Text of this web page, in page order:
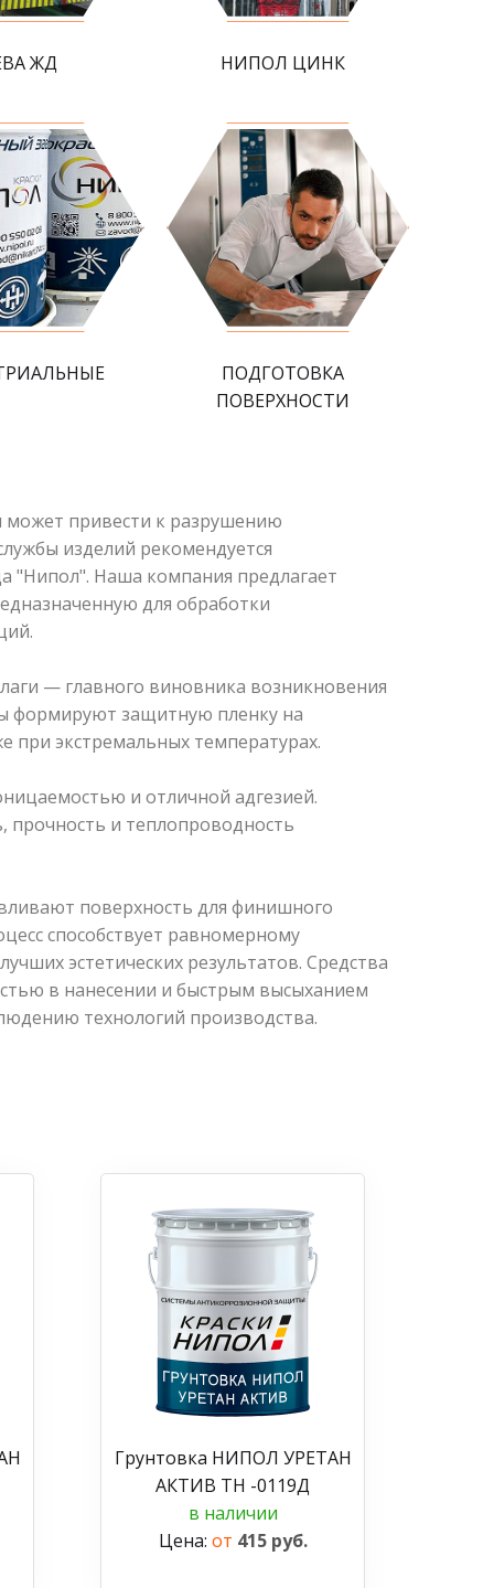
ЖД НИПОЛ ЦИНК
ПОДГОТОВКА
ПОВЕРХНОСТИ
может привести к разрушению
изделий рекомендуется
"Нипол". Наша компания предлагает
для обработки
— главного виновника возникновения
формируют защитную пленку на
при экстремальных температурах.
и отличной адгезией.
прочность и теплопроводность
поверхность для финишного
способствует равномерному
эстетических результатов. Средства
в нанесении и быстрым высыханием
технологий производства.
Грунтовка НИПОЛ УРЕТАН
АКТИВ ТН -0119Д
в наличии
Цена: от 415 руб.